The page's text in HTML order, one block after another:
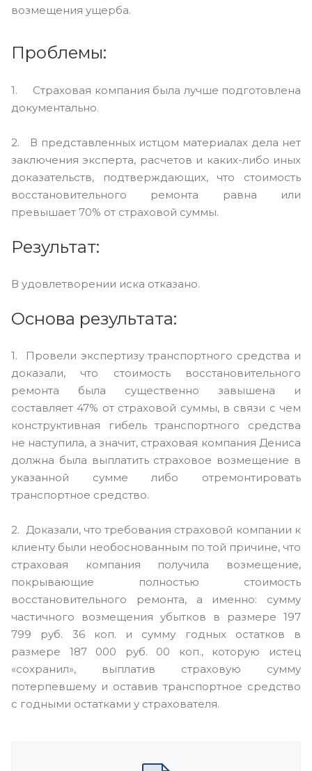
возмещения ущерба.
Проблемы:
1. Страховая компания была лучше подготовлена
документально.
2. В представленных истцом материалах дела нет
заключения эксперта, расчетов и каких-либо иных
доказательств, подтверждающих, что стоимость
восстановительного ремонта равна или
превышает 70% от страховой суммы.
Результат:
В удовлетворении иска отказано.
Основа результата:
1. Провели экспертизу транспортного средства и
доказали, что стоимость восстановительного
ремонта была существенно завышена и
составляет 47% от страховой суммы, в связи с чем
конструктивная гибель транспортного средства
не наступила, а значит, страховая компания Дениса
должна была выплатить страховое возмещение в
указанной сумме либо отремонтировать
транспортное средство.
2. Доказали, что требования страховой компании к
клиенту были необоснованным по той причине, что
страховая компания получила возмещение,
покрывающие полностью стоимость
восстановительного ремонта, а именно: сумму
частичного возмещения убытков в размере 197
799 руб. 36 коп. и сумму годных остатков в
размере 187 000 руб. 00 коп., которую истец
«сохранил», выплатив страховую сумму
потерпевшему и оставив транспортное средство
с годными остатками у страхователя.